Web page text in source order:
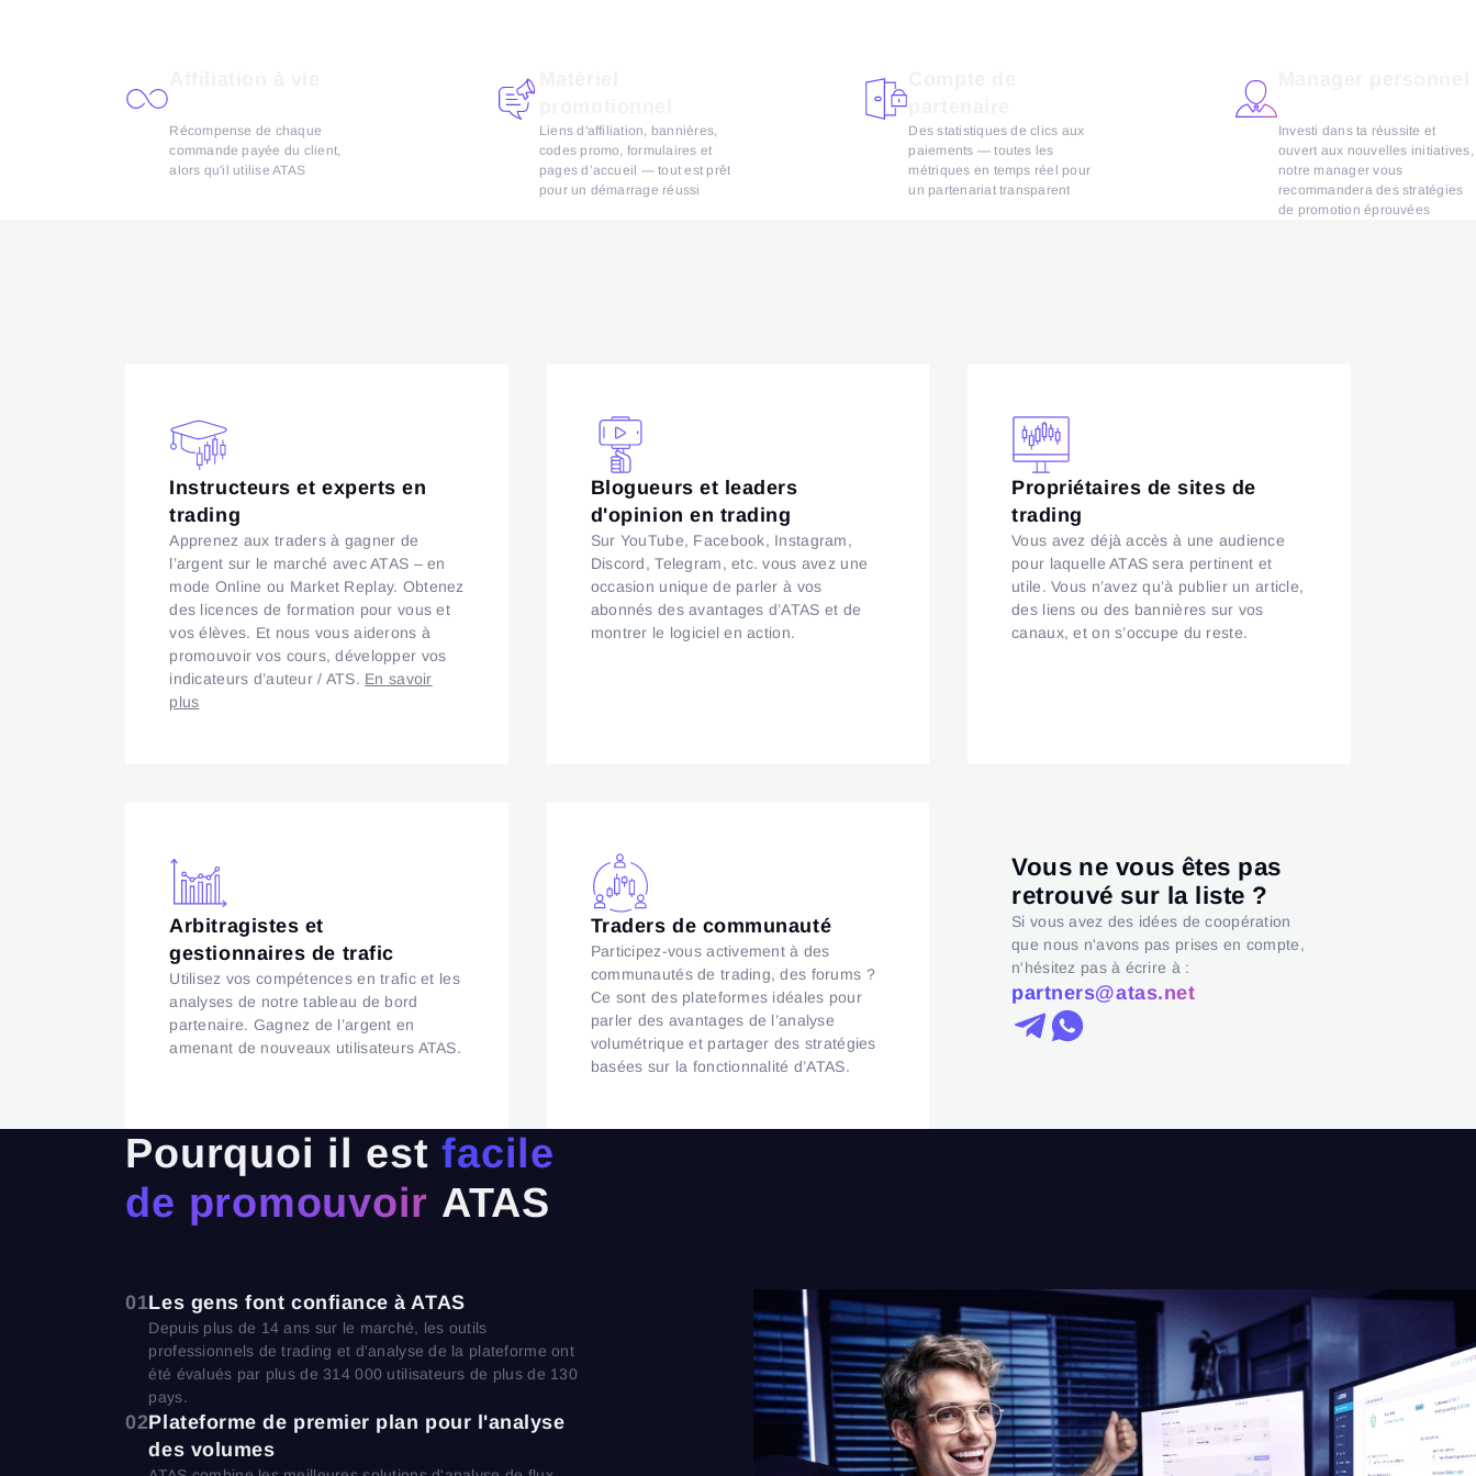
Récompense de chaque
commande payée du client,
alors qu'il utilise ATAS
Liens d'affiliation, bannières,
codes promo, formulaires et
pages d’accueil — tout est prêt
pour un démarrage réussi
Des statistiques de clics aux
paiements — toutes les
métriques en temps réel pour
un partenariat transparent
Investi dans ta réussite et
ouvert aux nouvelles initiatives,
notre manager vous
recommandera des stratégies
de promotion éprouvées
Instructeurs et experts en
trading
Apprenez aux traders à gagner de
l’argent sur le marché avec ATAS – en
mode Online ou Market Replay. Obtenez
des licences de formation pour vous et
vos élèves. Et nous vous aiderons à
promouvoir vos cours, développer vos
indicateurs d’auteur / ATS. En savoir
plus
Blogueurs et leaders
d'opinion en trading
Sur YouTube, Facebook, Instagram,
Discord, Telegram, etc. vous avez une
occasion unique de parler à vos
abonnés des avantages d’ATAS et de
montrer le logiciel en action.
Propriétaires de sites de
trading
Vous avez déjà accès à une audience
pour laquelle ATAS sera pertinent et
utile. Vous n’avez qu’à publier un article,
des liens ou des bannières sur vos
canaux, et on s’occupe du reste.
Arbitragistes et
gestionnaires de trafic
Utilisez vos compétences en trafic et les
analyses de notre tableau de bord
partenaire. Gagnez de l’argent en
amenant de nouveaux utilisateurs ATAS.
Traders de communauté
Participez-vous activement à des
communautés de trading, des forums ?
Ce sont des plateformes idéales pour
parler des avantages de l’analyse
volumétrique et partager des stratégies
basées sur la fonctionnalité d’ATAS.
Vous ne vous êtes pas
retrouvé sur la liste ?
Si vous avez des idées de coopération
que nous n'avons pas prises en compte,
n'hésitez pas à écrire à :
partners@atas.net
Pourquoi il estfacile
de promouvoir ATAS
01Les gens font confiance à ATAS
Depuis plus de 14 ans sur le marché, les outils
professionnels de trading et d'analyse de la plateforme ont
été évalués par plus de 314 000 utilisateurs de plus de 130
pays.
02Plateforme de premier plan pour l'analyse
des volumes